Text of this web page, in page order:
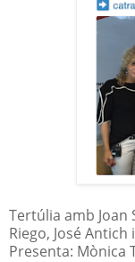
Tertúlia amb Joan
Riego, José
Presenta: Mònica